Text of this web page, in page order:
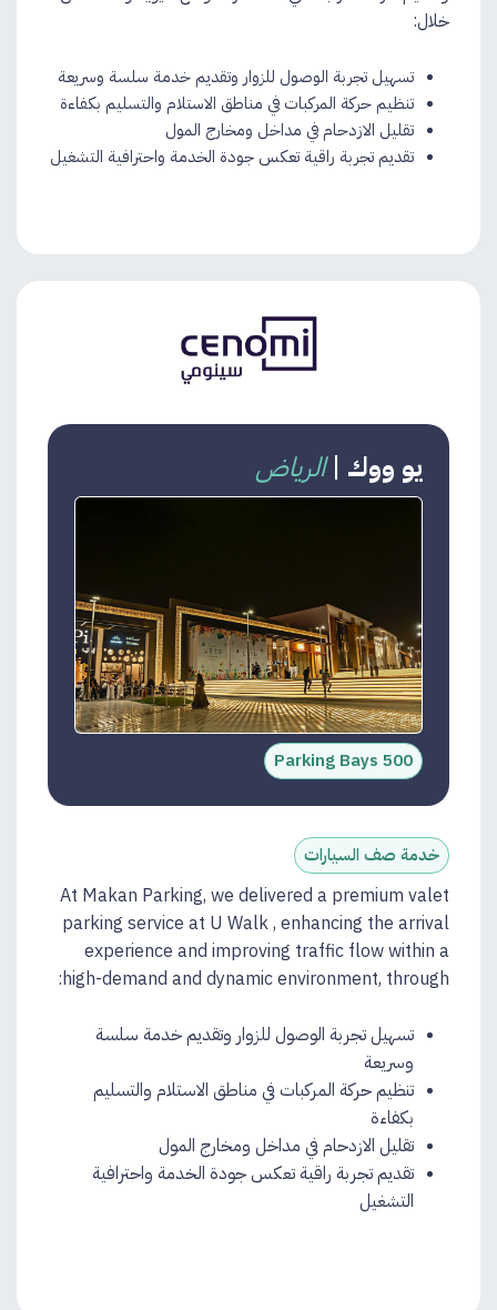
خلال:
تسهيل تجربة الوصول للزوار وتقديم خدمة سلسة وسريعة
تنظيم حركة المركبات في مناطق الاستلام والتسليم بكفاءة
تقليل الازدحام في مداخل ومخارج المول
تقديم تجربة راقية تعكس جودة الخدمة واحترافية التشغيل
يو ووك | الرياض
500 Parking Bays
خدمة صف السيارات
At Makan Parking, we delivered a premium valet
parking service at U Walk , enhancing the arrival
experience and improving traffic flow within a
high-demand and dynamic environment, through:
تسهيل تجربة الوصول للزوار وتقديم خدمة سلسة
وسريعة
تنظيم حركة المركبات في مناطق الاستلام والتسليم
بكفاءة
تقليل الازدحام في مداخل ومخارج المول
تقديم تجربة راقية تعكس جودة الخدمة واحترافية
التشغيل